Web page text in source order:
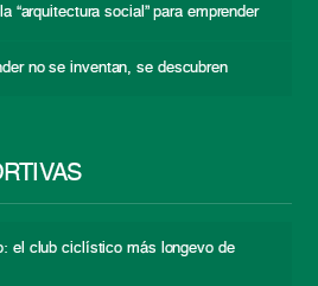
“arquitectura social” para emprender
no se inventan, se descubren
el club ciclístico más longevo de